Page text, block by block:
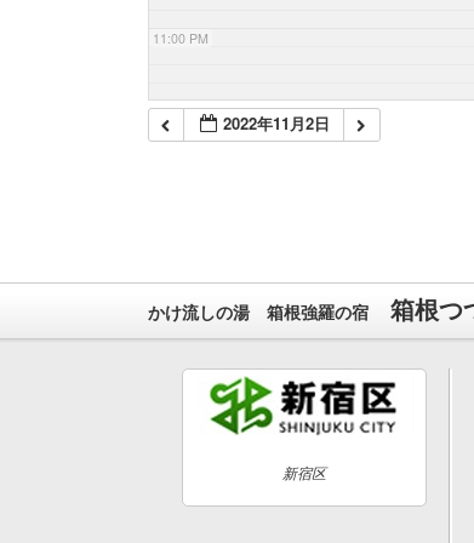
11:00 PM
2022年11月2日
かけ流しの湯 箱根強羅の宿 箱根つ
新宿区